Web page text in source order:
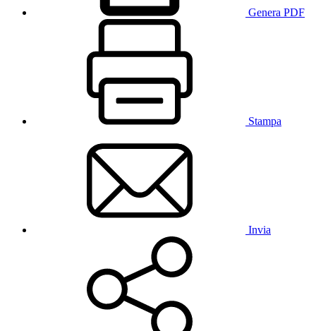
Genera PDF
Stampa
Invia